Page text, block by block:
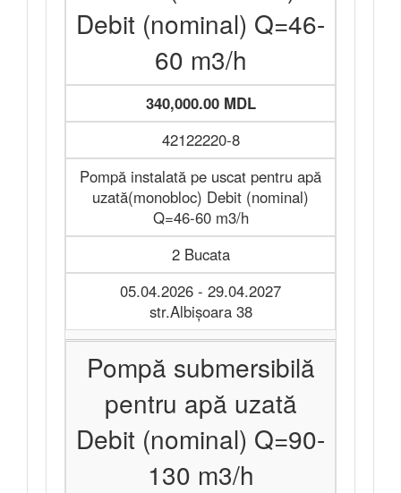
Debit (nominal) Q=46-
60 m3/h
340,000.00 MDL
42122220-8
Pompă instalată pe uscat pentru apă
uzată(monobloc) Debit (nominal)
Q=46-60 m3/h
2 Bucata
05.04.2026 - 29.04.2027
str.Albişoara 38
Pompă submersibilă
pentru apă uzată
Debit (nominal) Q=90-
130 m3/h